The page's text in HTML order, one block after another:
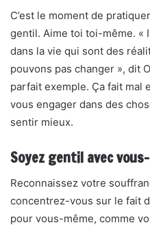
C’est le moment de
gentil. Aime toi toi-même. «
dans la vie qui sont des
pouvons pas changer », dit
parfait exemple. Ça fait mal
vous engager dans des
sentir mieux.
Soyez gentil avec
Reconnaissez votre
concentrez-vous sur le fait
pour vous-même, comme